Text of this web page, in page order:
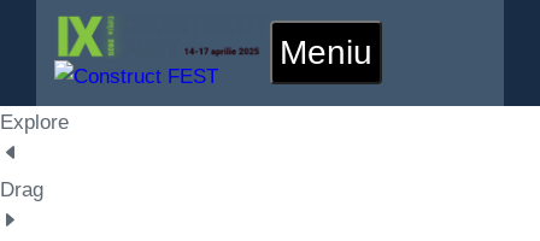
Meniu
Explore
Drag